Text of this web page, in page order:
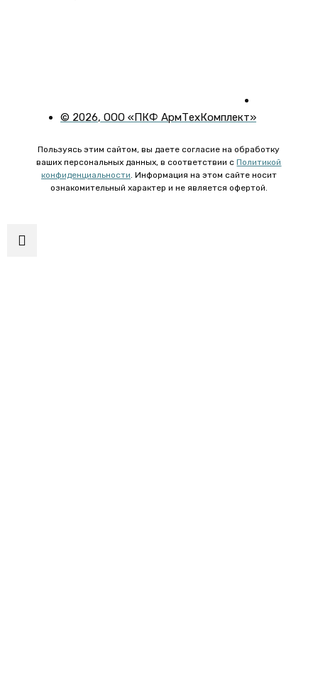
© 2026, ООО «ПКФ АрмТехКомплект»
Пользуясь этим сайтом, вы даете согласие на обработку
ваших персональных данных, в соответствии сПолитикой
конфиденциальности. Информация на этом сайте носит
ознакомительный характер и не является офертой.